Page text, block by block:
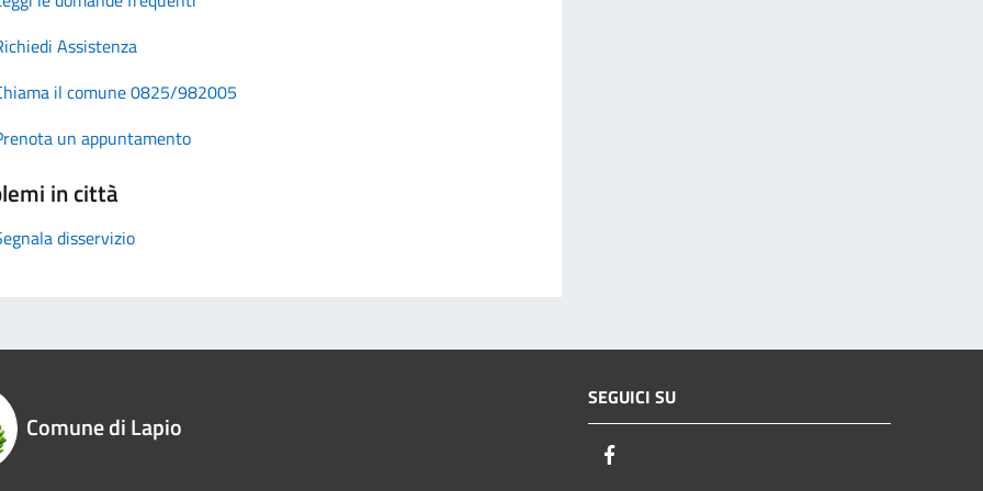
Assistenza
il comune 0825/982005
un appuntamento
in città
disservizio
Comune di Lapio
SEGUICI SU